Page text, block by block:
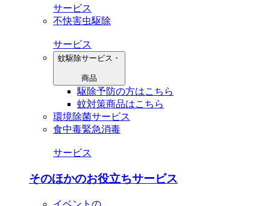
サービス
不快害虫駆除
サービス
蚊駆除サービス・
商品
駆除予防の方はこちら
蚊対策商品はこちら
環境除菌サービス
食中毒緊急消毒
サービス
そのほかのお役立ちサービス
イベントの